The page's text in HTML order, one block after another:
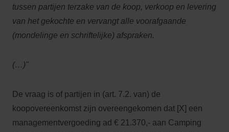
tussen partijen terzake van de koop, verkoop en levering
van het gekochte en vervangt alle voorafgaande
(mondelinge en schriftelijke) afspraken.
(…)"
De vraag is of partijen in (art. 7.2. van) de
koopovereenkomst zijn overeengekomen dat [X] een
managementvergoeding ad € 21.370,- aan Camping